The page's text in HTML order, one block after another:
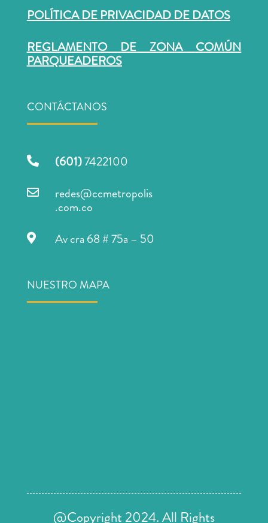
POLÍTICA DE PRIVACIDAD DE DATOS
REGLAMENTO DE ZONA COMÚN
PARQUEADEROS
CONTÁCTANOS
 (601)7422100
 redes@ccmetropolis
.com.co
 Av cra 68 # 75a – 50
NUESTRO MAPA
@Copyright 2024. All Rights